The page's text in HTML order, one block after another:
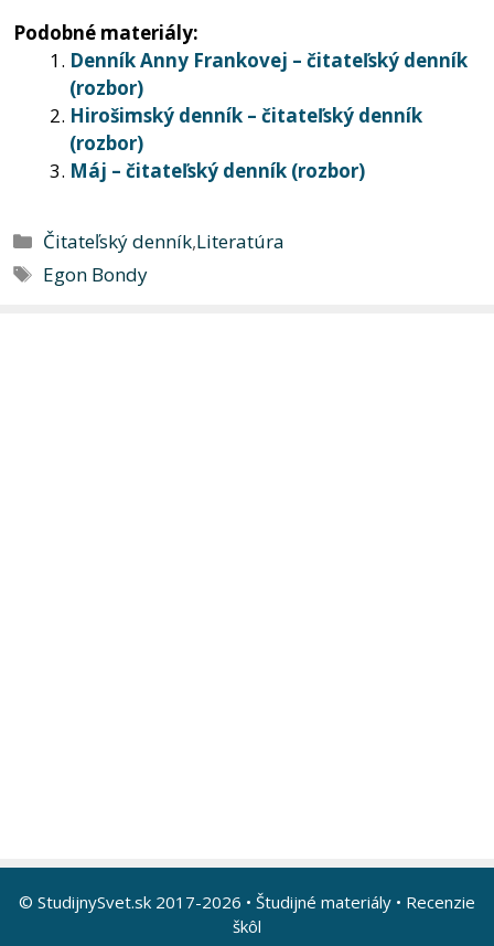
Podobné materiály:
Denník Anny Frankovej – čitateľský denník
(rozbor)
Hirošimský denník – čitateľský denník
(rozbor)
Máj – čitateľský denník (rozbor)
Kategórie
Čitateľský denník,Literatúra
Značky
Egon Bondy
© StudijnySvet.sk 2017-2026 • Študijné materiály • Recenzie
škôl